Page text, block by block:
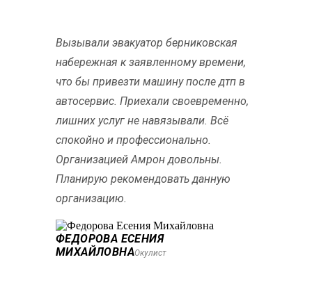
Вызывали эвакуатор берниковская
набережная к заявленному времени,
что бы привезти машину после дтп в
автосервис. Приехали своевременно,
лишних услуг не навязывали. Всё
спокойно и профессионально.
Организацией Амрон довольны.
Планирую рекомендовать данную
организацию.
ФЕДОРОВА ЕСЕНИЯ
МИХАЙЛОВНАОкулист